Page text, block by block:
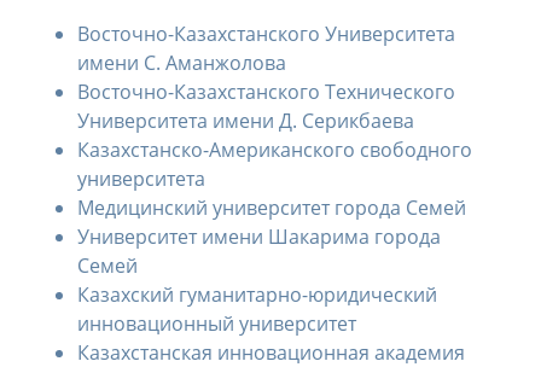
Восточно-Казахстанского Университета
имени С. Аманжолова
Восточно-Казахстанского Технического
Университета имени Д. Серикбаева
Казахстанско-Американского свободного
университета
Медицинский университет города Семей
Университет имени Шакарима города
Семей
Казахский гуманитарно-юридический
инновационный университет
Казахстанская инновационная академия